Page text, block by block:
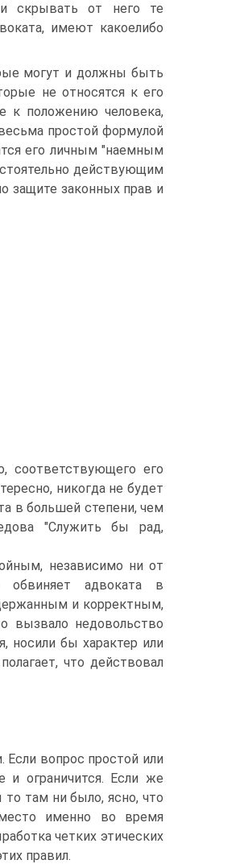
скрывать от него те
имеют какоелибо
могут и должны быть
не относятся к его
к положению человека,
простой формулой
его личным "наемным
действующим
защите законных прав и
соответствующего его
никогда не будет
в большей степени, чем
"Служить бы рад,
независимо ни от
обвиняет адвоката в
и корректным,
вызвало недовольство
носили бы характер или
что действовал
Если вопрос простой или
и ограничится. Если же
там ни было, ясно, что
именно во время
четких этических
правил.